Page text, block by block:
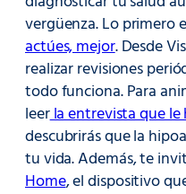
vergüenza. Lo primero
actúes, mejor. Desde
realizar revisiones
todo funciona. Para
leerla entrevista que le
descubrirás que la
tu vida. Además, te
Home, el dispositivo